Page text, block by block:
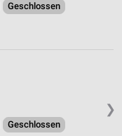
Geschlossen
❯
Geschlossen